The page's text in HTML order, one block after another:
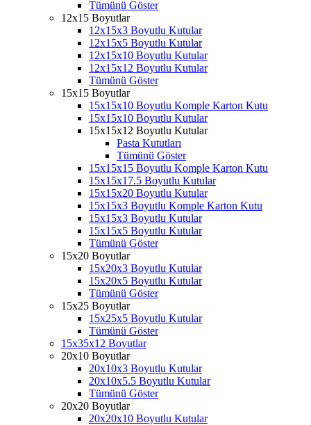
Tümünü Göster
12x15 Boyutlar
12x15x3 Boyutlu Kutular
12x15x5 Boyutlu Kutular
12x15x10 Boyutlu Kutular
12x15x12 Boyutlu Kutular
Tümünü Göster
15x15 Boyutlar
15x15x10 Boyutlu Komple Karton Kutu
15x15x10 Boyutlu Kutular
15x15x12 Boyutlu Kutular
Pasta Kututları
Tümünü Göster
15x15x15 Boyutlu Komple Karton Kutu
15x15x17.5 Boyutlu Kutular
15x15x20 Boyutlu Kutular
15x15x3 Boyutlu Komple Karton Kutu
15x15x3 Boyutlu Kutular
15x15x5 Boyutlu Kutular
Tümünü Göster
15x20 Boyutlar
15x20x3 Boyutlu Kutular
15x20x5 Boyutlu Kutular
Tümünü Göster
15x25 Boyutlar
15x25x5 Boyutlu Kutular
Tümünü Göster
15x35x12 Boyutlar
20x10 Boyutlar
20x10x3 Boyutlu Kutular
20x10x5.5 Boyutlu Kutular
Tümünü Göster
20x20 Boyutlar
20x20x10 Boyutlu Kutular